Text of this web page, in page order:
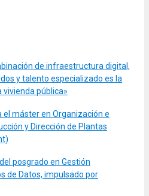
de infraestructura digital,
y talento especializado es la
vivienda pública»
el máster en Organización e
y Dirección de Plantas
posgrado en Gestión
de Datos, impulsado por